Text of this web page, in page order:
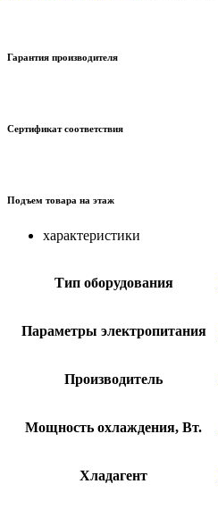
Гарантия производителя
Сертификат соответствия
Подъем товара на этаж
характеристики
Тип оборудования
Параметры электропитания
Производитель
Мощность охлаждения, Вт.
Хладагент